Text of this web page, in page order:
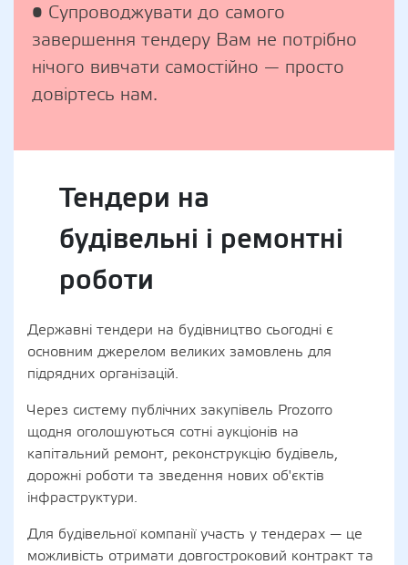
• Супроводжувати до самого
завершення тендеру Вам не потрібно
нічого вивчати самостійно — просто
довіртесь нам.
Тендери на
будівельні і ремонтні
роботи
Державні тендери на будівництво сьогодні є
основним джерелом великих замовлень для
підрядних організацій.
Через систему публічних закупівель Prozorro
щодня оголошуються сотні аукціонів на
капітальний ремонт, реконструкцію будівель,
дорожні роботи та зведення нових об'єктів
інфраструктури.
Для будівельної компанії участь у тендерах — це
можливість отримати довгостроковий контракт та